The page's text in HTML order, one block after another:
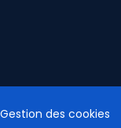
Gestion des cookies